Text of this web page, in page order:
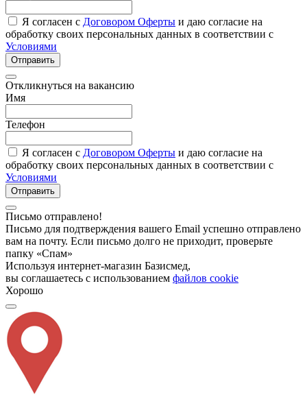
Я согласен с Договором Оферты и даю согласие на
обработку своих персональных данных в соответствии с
Условиями
Отправить
Откликнуться на вакансию
Имя
Телефон
Я согласен с Договором Оферты и даю согласие на
обработку своих персональных данных в соответствии с
Условиями
Отправить
Письмо отправлено!
Письмо для подтверждения вашего Email успешно отправлено
вам на почту. Если письмо долго не приходит, проверьте
папку «Спам»
Используя интернет-магазин Базисмед,
вы соглашаетесь с использованием файлов cookie
Хорошо